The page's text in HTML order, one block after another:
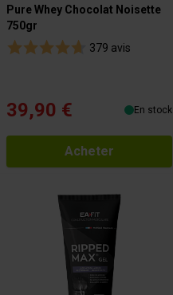
Pure Whey Chocolat Noisette
750gr
379 avis
39,90 € En stock
Acheter